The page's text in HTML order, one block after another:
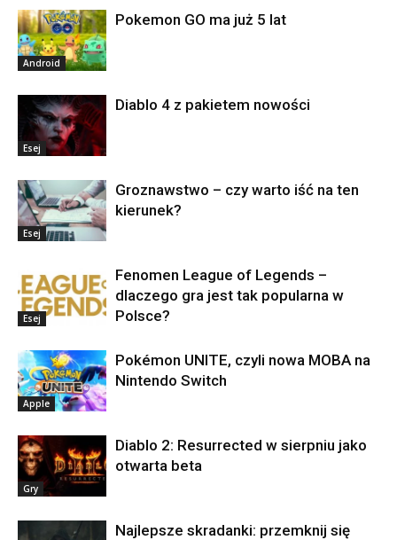
Android
Pokemon GO ma już 5 lat
Esej
Diablo 4 z pakietem nowości
Esej
Groznawstwo – czy warto iść na ten
kierunek?
Esej
Fenomen League of Legends –
dlaczego gra jest tak popularna w
Polsce?
Apple
Pokémon UNITE, czyli nowa MOBA na
Nintendo Switch
Gry
Diablo 2: Resurrected w sierpniu jako
otwarta beta
Najlepsze skradanki: przemknij się